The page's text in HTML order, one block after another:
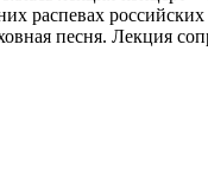
распевах
песня. Лекция